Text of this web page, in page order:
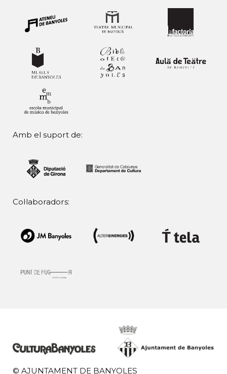
Amb el suport de:
Col·laboradors:
© AJUNTAMENT DE BANYOLES